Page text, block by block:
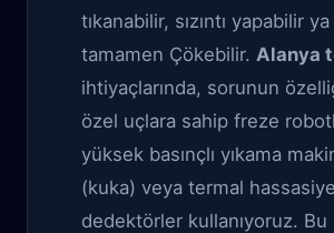
tıkanabilir, sızıntı yapabilir
tamamen Çökebilir. Alanya
ihtiyaçlarında, sorunun
özel uçlara sahip freze
yüksek basınçlı yıkama
(kuka) veya termal
dedektörler kullanıyoruz. Bu